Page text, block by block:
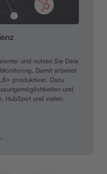
und nutzen Sie Data
Damit arbeitet
produktiver. Dazu
und
HubSpot und vielen